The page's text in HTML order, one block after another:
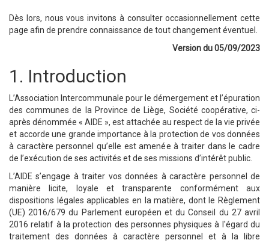
Dès lors, nous vous invitons à consulter occasionnellement cette
page afin de prendre connaissance de tout changement éventuel.
Version du 05/09/2023
1. Introduction
L’Association Intercommunale pour le démergement et l’épuration
des communes de la Province de Liège, Société coopérative, ci-
après dénommée « AIDE », est attachée au respect de la vie privée
et accorde une grande importance à la protection de vos données
à caractère personnel qu’elle est amenée à traiter dans le cadre
de l’exécution de ses activités et de ses missions d’intérêt public.
L’AIDE s’engage à traiter vos données à caractère personnel de
manière licite, loyale et transparente conformément aux
dispositions légales applicables en la matière, dont le Règlement
(UE) 2016/679 du Parlement européen et du Conseil du 27 avril
2016 relatif à la protection des personnes physiques à l'égard du
traitement des données à caractère personnel et à la libre